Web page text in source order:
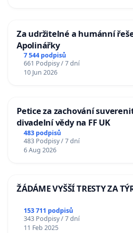
Za udržitelné a humánní
Apolinářky
7 544 podpisů
661 Podpisy / 7 dní
10 Jun 2026
Petice za zachování
divadelní vědy na FF UK
483 podpisů
483 Podpisy / 7 dní
6 Aug 2026
ŽÁDÁME VYŠŠÍ TRESTY ZA
153 711 podpisů
343 Podpisy / 7 dní
11 Feb 2025